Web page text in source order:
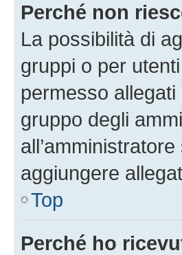
Perché non
La possibilità di
gruppi o per
permesso
gruppo degli
aggiungere
Top
Perché ho